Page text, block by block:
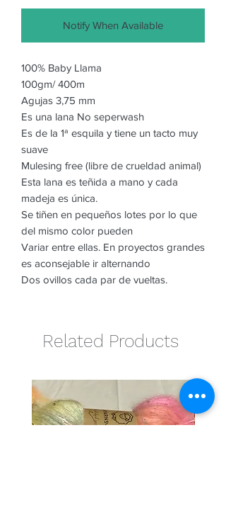
Notify When Available
100% Baby Llama
100gm/ 400m
Agujas 3,75 mm
Es una lana No seperwash
Es de la 1ª esquila y tiene un tacto muy
suave
Mulesing free (libre de crueldad animal)
Esta lana es teñida a mano y cada
madeja es única.
Se tiñen en pequeños lotes por lo que
del mismo color pueden
Variar entre ellas. En proyectos grandes
es aconsejable ir alternando
Dos ovillos cada par de vueltas.
Related Products